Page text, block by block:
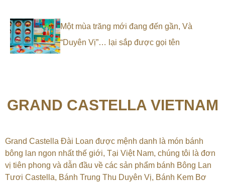
Một mùa trăng mới đang đến gần, Và
“Duyên Vị”… lại sắp được gọi tên
GRAND CASTELLA VIETNAM
Grand Castella Đài Loan được mệnh danh là món bánh
bông lan ngon nhất thế giới, Tại Việt Nam, chúng tôi là đơn
vị tiên phong và dẫn đầu về các sản phẩm bánh Bông Lan
Tươi Castella, Bánh Trung Thu Duyên Vị, Bánh Kem Bơ